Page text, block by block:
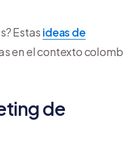
Estas ideas de
en el contexto colomb
de